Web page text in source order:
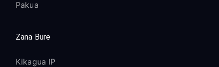
Pakua
Zana Bure
Kikagua IP